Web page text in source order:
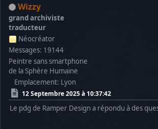
Wizzy
grand archiviste
traducteur
Néocréator
Messages: 19144
Peintre sans smartphone
de la Sphère Humaine
Emplacement: Lyon
12 Septembre 2025 à 10:37:42
Le pdg de Ramper Design a répondu à des